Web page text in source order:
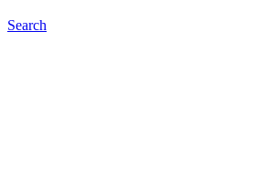
Search